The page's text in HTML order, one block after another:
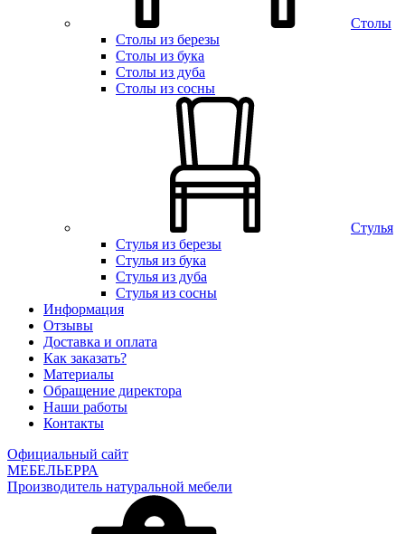
Столы
Столы из березы
Столы из бука
Столы из дуба
Столы из сосны
Стулья
Стулья из березы
Стулья из бука
Стулья из дуба
Стулья из сосны
Информация
Отзывы
Доставка и оплата
Как заказать?
Материалы
Обращение директора
Наши работы
Контакты
Официальный сайт
МЕБЕЛЬЕРРА
Производитель натуральной мебели